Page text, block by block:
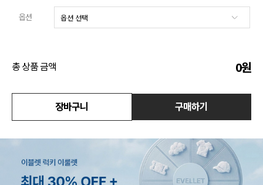
옵션
총 상품 금액 0원
장바구니 구매하기